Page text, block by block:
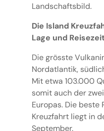
Landschaftsbild.
Die Island
Lage und
Die grösste
Nordatlantik,
Mit etwa 103.000
somit auch der
Europas. Die beste
Kreuzfahrt liegt in
September.